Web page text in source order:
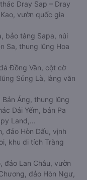
Dray Sap – Dray
vườn quốc gia
bảo tàng Sapa, núi
Sa, thung lũng Hoa
Đồng Văn, cột cờ
Sủng Là, làng văn
Bản Áng, thung lũng
Dải Yếm, bản Pa
Land,...
đảo Hòn Dấu, vịnh
khu di tích Tràng
đảo Lan Châu, vườn
đảo Hòn Ngư,